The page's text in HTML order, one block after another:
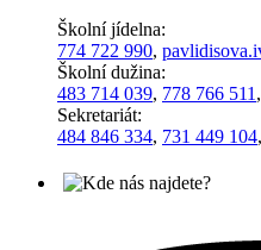
Školní jídelna:
774 722 990,
Školní dužina:
483 714 039, 778 766 511 ,
Sekretariát:
484 846 334, 731 449 104,